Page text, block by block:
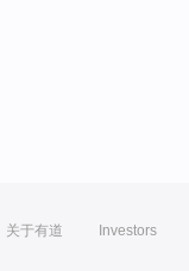
关于有道 Investors